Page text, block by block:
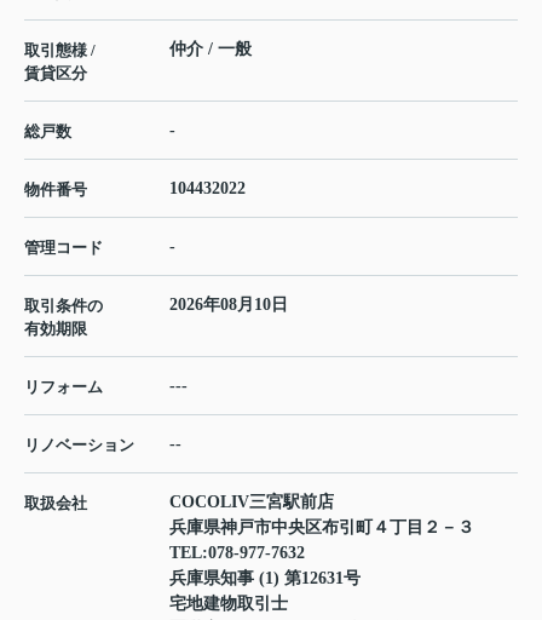
取引態様 /
賃貸区分
仲介 / 一般
総戸数 -
物件番号 104432022
管理コード -
取引条件の
有効期限
2026年08月10日
リフォーム ---
リノベーション --
取扱会社
COCOLIV三宮駅前店
兵庫県神戸市中央区布引町４丁目２－３
TEL:078-977-7632
兵庫県知事 (1) 第12631号
宅地建物取引士